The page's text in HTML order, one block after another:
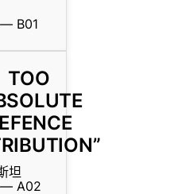
B01
TOO
坦
— A02